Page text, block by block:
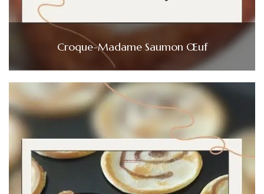
Croque-Madame Saumon Œuf